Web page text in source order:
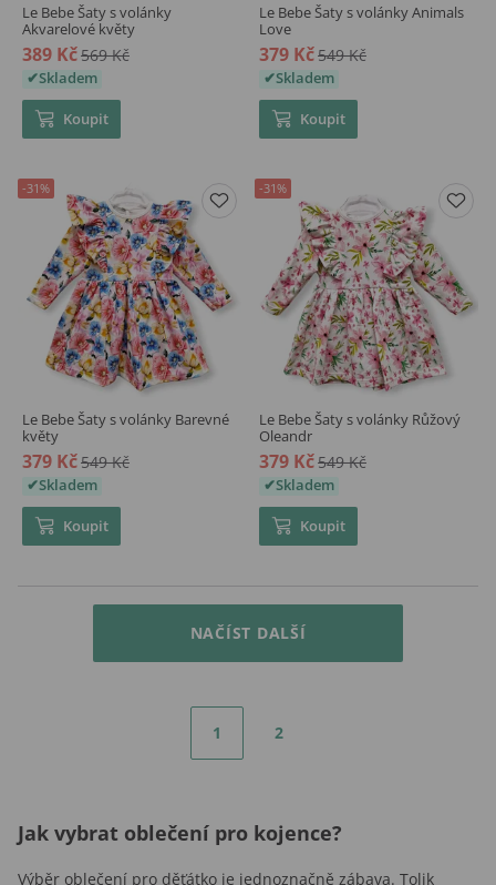
Le Bebe Šaty s volánky
Akvarelové květy
389 Kč569 Kč
Skladem
Koupit
Le Bebe Šaty s volánky Animals
Love
379 Kč549 Kč
Skladem
Koupit
-31%
Le Bebe Šaty s volánky Barevné
květy
379 Kč549 Kč
Skladem
Koupit
-31%
Le Bebe Šaty s volánky Růžový
Oleandr
379 Kč549 Kč
Skladem
Koupit
NAČÍST DALŠÍ
1 2
Jak vybrat oblečení pro kojence?
Výběr oblečení pro děťátko je jednoznačně zábava. Tolik